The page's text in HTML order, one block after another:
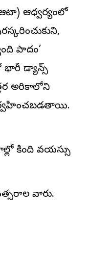
ఆధ్వర్యంలో
పాదం’
భారీ డ్యాన్స్
అమెరికాలోని
కింది వయస్సు
వారు.